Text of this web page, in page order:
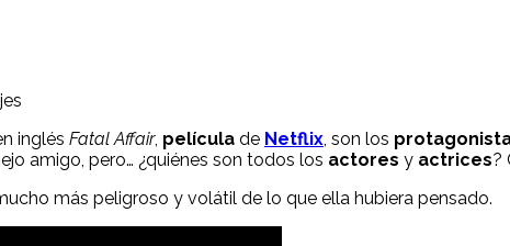
inglés Fatal Affair, película de Netflix , son los
amigo, pero… ¿quiénes son todos los actores y actrices?
más peligroso y volátil de lo que ella hubiera pensado.